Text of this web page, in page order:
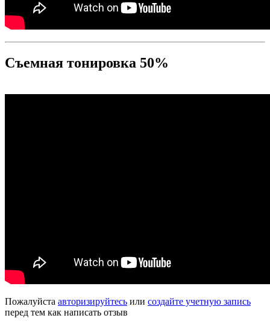
Съемная тонировка 50%
Пожалуйста авторизируйтесь или создайте учетную запись
перед тем как написать отзыв